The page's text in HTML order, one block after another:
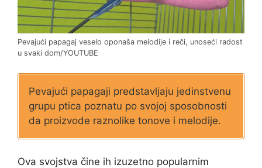
Pevajući papagaj veselo oponaša melodije i reči, unoseći radost
u svaki dom/YOUTUBE
Pevajući papagaji predstavljaju jedinstvenu
grupu ptica poznatu po svojoj sposobnosti
da proizvode raznolike tonove i melodije.
Ova svojstva čine ih izuzetno popularnim